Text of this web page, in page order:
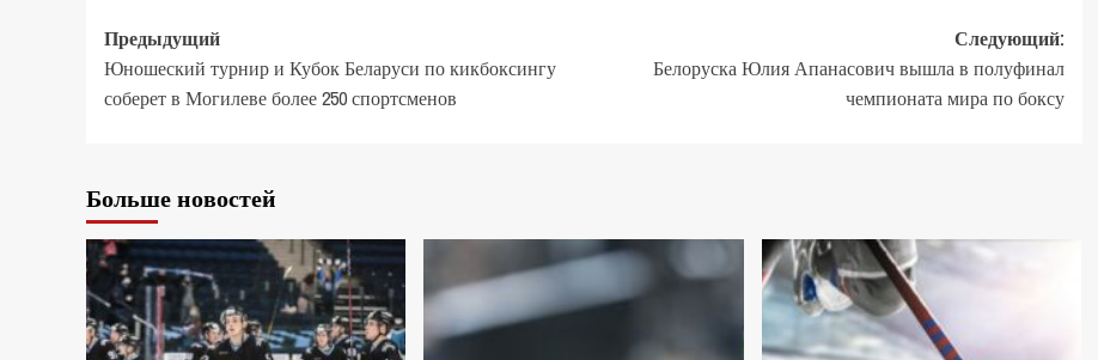
Предыдущий
Юношеский турнир и Кубок Беларуси по кикбоксингу
соберет в Могилеве более 250 спортсменов
Следующий:
Белоруска Юлия Апанасович вышла в полуфинал
чемпионата мира по боксу
Больше новостей